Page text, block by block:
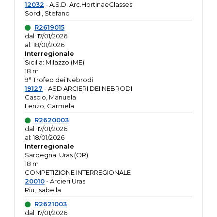
12032 - A.S.D. Arc.HortinaeClasses
Sordi, Stefano
R2619015
dal: 17/01/2026
al: 18/01/2026
Interregionale
Sicilia: Milazzo (ME)
18 m
9° Trofeo dei Nebrodi
19127 - ASD ARCIERI DEI NEBRODI
Cascio, Manuela
Lenzo, Carmela
R2620003
dal: 17/01/2026
al: 18/01/2026
Interregionale
Sardegna: Uras (OR)
18 m
COMPETIZIONE INTERREGIONALE
20010- Arcieri Uras
Riu, Isabella
R2621003
dal: 17/01/2026